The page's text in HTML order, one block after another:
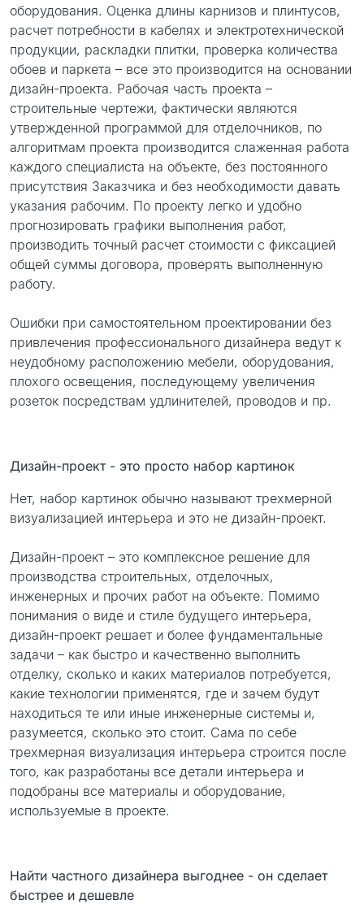
оборудования. Оценка длины карнизов и плинтусов,
расчет потребности в кабелях и электротехнической
продукции, раскладки плитки, проверка количества
обоев и паркета – все это производится на основании
дизайн-проекта. Рабочая часть проекта –
строительные чертежи, фактически являются
утвержденной программой для отделочников, по
алгоритмам проекта производится слаженная работа
каждого специалиста на объекте, без постоянного
присутствия Заказчика и без необходимости давать
указания рабочим. По проекту легко и удобно
прогнозировать графики выполнения работ,
производить точный расчет стоимости с фиксацией
общей суммы договора, проверять выполненную
работу.
Ошибки при самостоятельном проектировании без
привлечения профессионального дизайнера ведут к
неудобному расположению мебели, оборудования,
плохого освещения, последующему увеличения
розеток посредствам удлинителей, проводов и пр.
Дизайн-проект - это просто набор картинок
Нет, набор картинок обычно называют трехмерной
визуализацией интерьера и это не дизайн-проект.
Дизайн-проект – это комплексное решение для
производства строительных, отделочных,
инженерных и прочих работ на объекте. Помимо
понимания о виде и стиле будущего интерьера,
дизайн-проект решает и более фундаментальные
задачи – как быстро и качественно выполнить
отделку, сколько и каких материалов потребуется,
какие технологии применятся, где и зачем будут
находиться те или иные инженерные системы и,
разумеется, сколько это стоит. Сама по себе
трехмерная визуализация интерьера строится после
того, как разработаны все детали интерьера и
подобраны все материалы и оборудование,
используемые в проекте.
Найти частного дизайнера выгоднее - он сделает
быстрее и дешевле